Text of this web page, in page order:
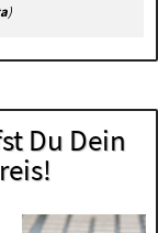
)
Du Dein